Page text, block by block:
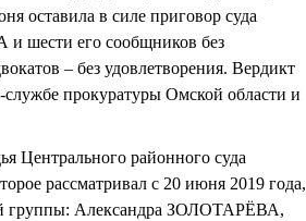
оставила в силе приговор суда
шести его сообщников без
– без удовлетворения. Вердикт
службе прокуратуры Омской области и
Центрального районного суда
рассматривал с 20 июня 2019 года,
группы: Александра ЗОЛОТАРЁВА,